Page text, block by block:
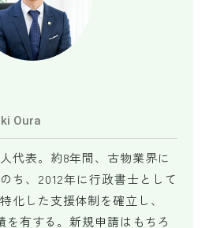
Oura
代表。約8年間、古物業界に
ち、2012年に行政書士として
化した支援体制を確立し、
を有する。新規申請はもちろ